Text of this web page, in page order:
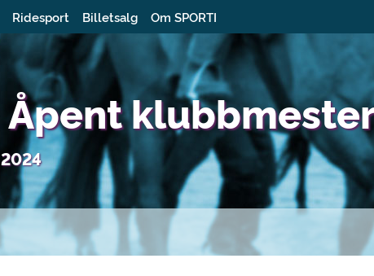
Ridesport Billetsalg Om SPORTI
Åpent